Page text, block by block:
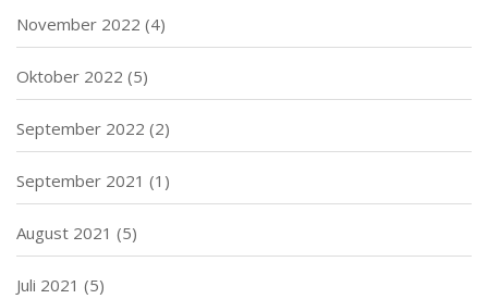
November 2022 (4)
Oktober 2022 (5)
September 2022 (2)
September 2021 (1)
August 2021 (5)
Juli 2021 (5)